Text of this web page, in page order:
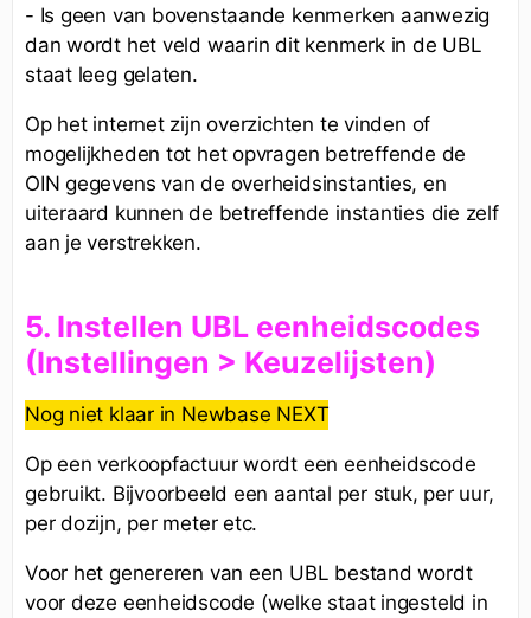
- Is geen van bovenstaande kenmerken aanwezig
dan wordt het veld waarin dit kenmerk in de UBL
staat leeg gelaten.
Op het internet zijn overzichten te vinden of
mogelijkheden tot het opvragen betreffende de
OIN gegevens van de overheidsinstanties, en
uiteraard kunnen de betreffende instanties die zelf
aan je verstrekken.
5. Instellen UBL eenheidscodes
(Instellingen > Keuzelijsten)
Nog niet klaar in Newbase NEXT
Op een verkoopfactuur wordt een eenheidscode
gebruikt. Bijvoorbeeld een aantal per stuk, per uur,
per dozijn, per meter etc.
Voor het genereren van een UBL bestand wordt
voor deze eenheidscode (welke staat ingesteld in